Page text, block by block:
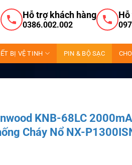
Hỗ trợ khách hàng
0386.002.002
Hỗ
BỊ VỆ TINH PIN & BỘ SẠC
KNB-68LC
Cháy Nổ NX-